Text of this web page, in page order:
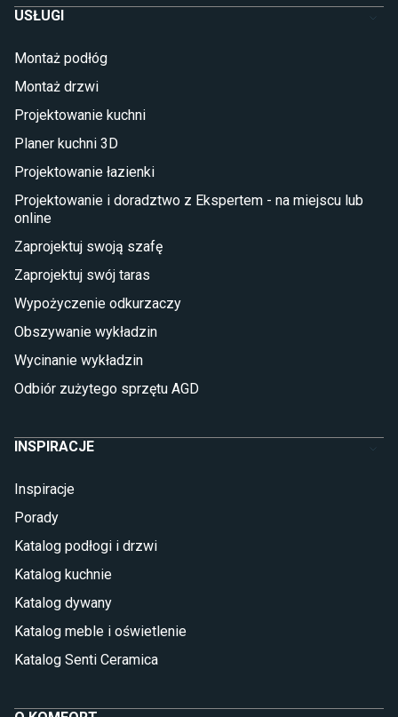
Łóżka dla dziecka (młodzieżowe)
Taras i balkon
Sztuczna trawa miękka
Koce i pledy
Płytki na balkon
Lampy stojące LED
Płytki
Płytki Cersanit
Płytki wielkoformatowe
Glazura
Płytki marmurowe
USŁUGI
Montaż podłóg
Montaż drzwi
Projektowanie kuchni
Planer kuchni 3D
Projektowanie łazienki
Projektowanie i doradztwo z Ekspertem - na miejscu lub
online
Zaprojektuj swoją szafę
Zaprojektuj swój taras
Wypożyczenie odkurzaczy
Obszywanie wykładzin
Wycinanie wykładzin
Odbiór zużytego sprzętu AGD
INSPIRACJE
Inspiracje
Porady
Katalog podłogi i drzwi
Katalog kuchnie
Katalog dywany
Katalog meble i oświetlenie
Katalog Senti Ceramica